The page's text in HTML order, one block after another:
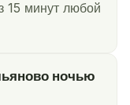
15 минут любой
ночью